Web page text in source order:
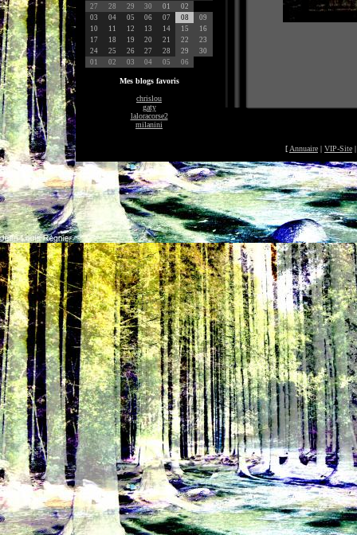
27
28 29 30 01
02
03
04 05 06 07 08
09
10
11 12 13 14 15
16
17
18 19 20 21 22
23
24
25 26 27 28 29
30
01
02 03 04 05 06
Mes blogs favoris
chrislou
gaty
laloracorse2
milanini
[ Annuaire | VIP-Site
©